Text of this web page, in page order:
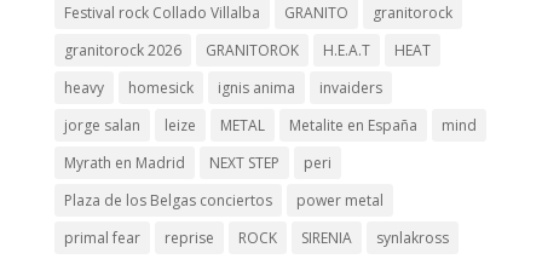
Festival rock Collado Villalba
GRANITO
granitorock
granitorock 2026
GRANITOROK H.E.A.T
HEAT
heavy
homesick ignis anima
invaiders
jorge salan
leize METAL Metalite en España
mind
Myrath en Madrid
NEXT STEP
peri
Plaza de los Belgas conciertos
power metal
primal fear
reprise ROCK SIRENIA
synlakross